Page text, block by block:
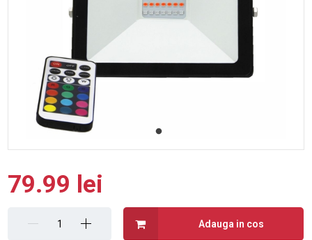
79.99 lei
Adauga in cos